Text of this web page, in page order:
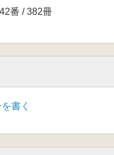
番 / 382冊
書く